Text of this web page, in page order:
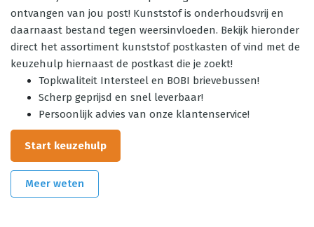
ontvangen van jou post! Kunststof is onderhoudsvrij en
daarnaast bestand tegen weersinvloeden. Bekijk hieronder
direct het assortiment kunststof postkasten of vind met de
keuzehulp hiernaast de postkast die je zoekt!
Topkwaliteit Intersteel en BOBI brievebussen!
Scherp geprijsd en snel leverbaar!
Persoonlijk advies van onze klantenservice!
Start keuzehulp
Meer weten